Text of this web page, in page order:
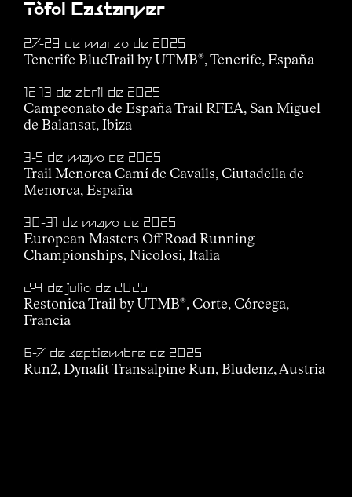
Tòfol Castanyer
27-29 de marzo de 2025
Tenerife BlueTrail by UTMB®, Tenerife, España
12-13 de abril de 2025
Campeonato de España Trail RFEA, San Miguel
de Balansat, Ibiza
3-5 de mayo de 2025
Trail Menorca Camí de Cavalls, Ciutadella de
Menorca, España
30-31 de mayo de 2025
European Masters Off Road Running
Championships, Nicolosi, Italia
2-4 de julio de 2025
Restonica Trail by UTMB®, Corte, Córcega,
Francia
6-7 de septiembre de 2025
Run2, Dynafit Transalpine Run, Bludenz, Austria